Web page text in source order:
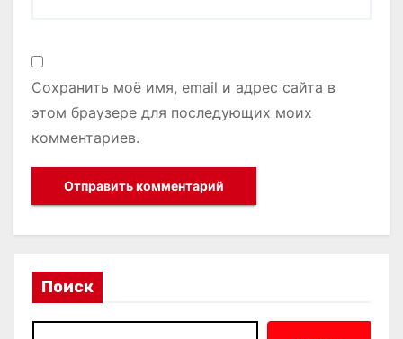
Сохранить моё имя, email и адрес сайта в
этом браузере для последующих моих
комментариев.
Поиск